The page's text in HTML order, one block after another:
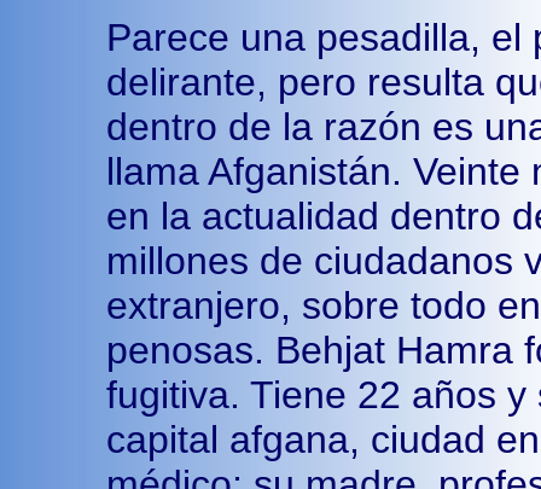
Parece una pesadilla,
delirante, pero resulta
dentro de la razón es
llama Afganistán.
en la actualidad dentro
millones de ciudadanos
extranjero, sobre todo
penosas. Behjat Hamra
fugitiva. Tiene 22 años
capital afgana, ciudad